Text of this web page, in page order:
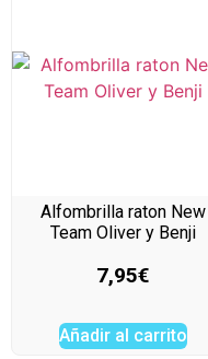
Alfombrilla raton New
Team Oliver y Benji
7,95€
Añadir al carrito